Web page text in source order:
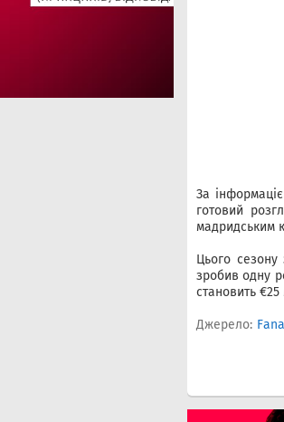
За
готовий
мадридським
Цього
зробив одну
становить
Джерело: